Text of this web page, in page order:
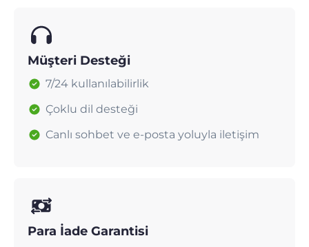
Müşteri Desteği
7/24 kullanılabilirlik
Çoklu dil desteği
Canlı sohbet ve e-posta yoluyla iletişim
Para İade Garantisi